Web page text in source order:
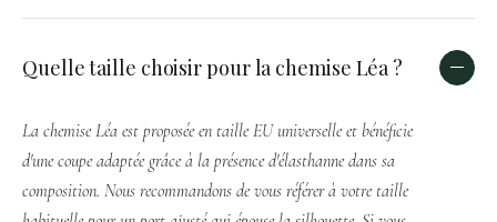
Quelle taille choisir pour la chemise Léa ?
La chemise Léa est proposée en taille EU universelle et bénéficie
d'une coupe adaptée grâce à la présence d'élasthanne dans sa
composition. Nous recommandons de vous référer à votre taille